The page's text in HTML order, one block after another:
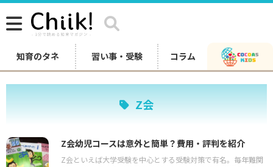
知育のタネ 習い事・受験 コラム
Z会
Z会幼児コースは意外と簡単？費用・評判を紹介
Z会といえば大学受験を中心とする受験対策で有名。毎年難関